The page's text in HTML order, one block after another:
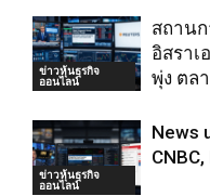
ข่าวหุ้นธุรกิจ
ออนไลน์
สถาน
อิสรา
พุ่ง ตล
ข่าวหุ้นธุรกิจ
ออนไลน์
News